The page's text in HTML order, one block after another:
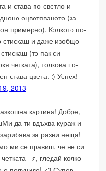
и става по-светло и
оцветяването (за
примерно). Колкото по-
стискаш и даже изобщо
(то пак си
четката), толкова по-
става цвета. :) Успех!
2013
картина! Добре,
да ти вдъхва кураж и
за разни неща!
ми се правиш, че не си
- я, гледай колко